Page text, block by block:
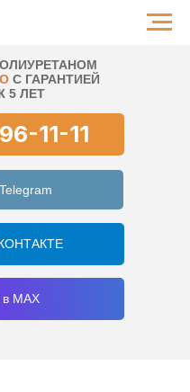
11-11
С ГАРАНТИЕЙ
5 ЛЕТ
MAX